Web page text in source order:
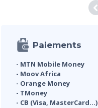
Paiements
- MTN Mobile Money
- Moov Africa
- Orange Money
- TMoney
- CB (Visa, MasterCard...)